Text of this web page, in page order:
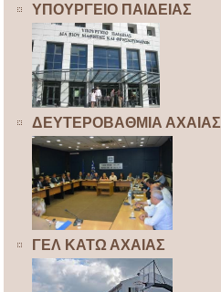
ΥΠΟΥΡΓΕΙΟ ΠΑΙΔΕΙΑΣ
ΔΕΥΤΕΡΟΒΑΘΜΙΑ ΑΧΑΙΑΣ
ΓΕΛ ΚΑΤΩ ΑΧΑΙΑΣ